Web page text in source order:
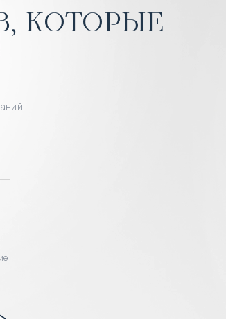
которые